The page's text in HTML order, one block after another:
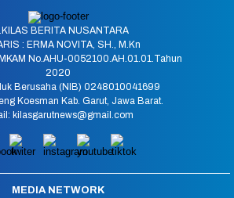
BERITA NUSANTARA
: ERMA NOVITA, SH., M.Kn
No.AHU-0052100.AH.01.01.Tahun
2020
Berusaha (NIB) 0248010041699
Koesman Kab. Garut, Jawa Barat.
kilasgarutnews@gmail.com
MEDIA NETWORK